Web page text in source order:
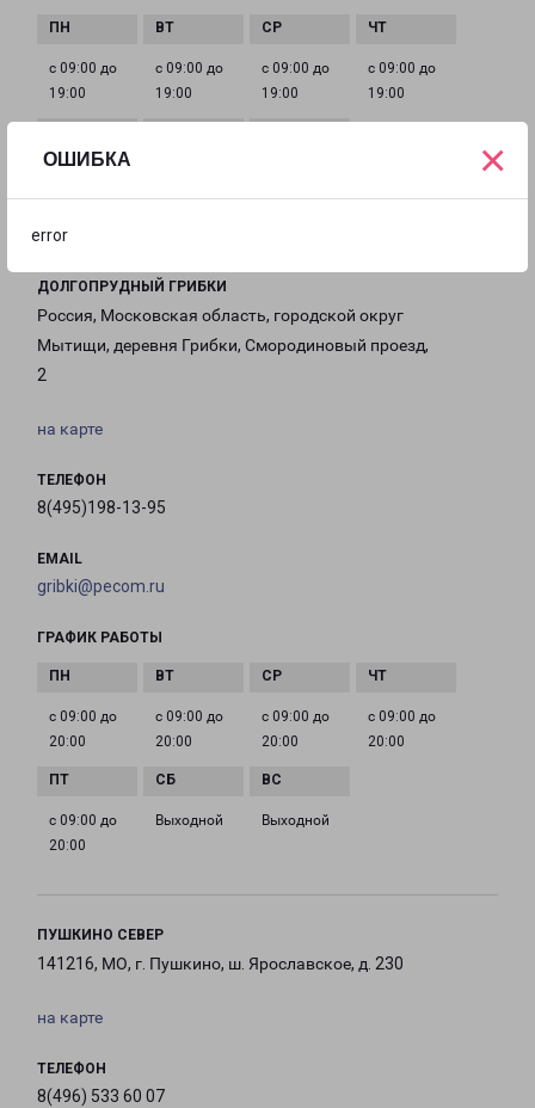
ОШИБКА
error
×
с 09:00 до
19:00
с 09:00 до
19:00
с 09:00 до
19:00
с 09:00 до
19:00
19:00
16:00
ДОЛГОПРУДНЫЙ ГРИБКИ
Россия, Московская область, городской округ
Мытищи, деревня Грибки, Смородиновый проезд,
2
на карте
ТЕЛЕФОН
8(495)198-13-95
EMAIL
gribki@pecom.ru
ГРАФИК РАБОТЫ
с 09:00 до
20:00
с 09:00 до
20:00
с 09:00 до
20:00
с 09:00 до
20:00
с 09:00 до
20:00
Выходной Выходной
ПУШКИНО СЕВЕР
141216, МО, г. Пушкино, ш. Ярославское, д. 230
на карте
ТЕЛЕФОН
8(496) 533 60 07